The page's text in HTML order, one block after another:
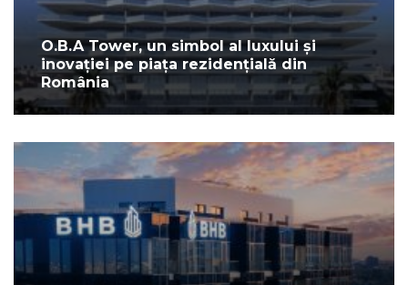
O.B.A Tower, un simbol al luxului și
inovației pe piața rezidențială din
România